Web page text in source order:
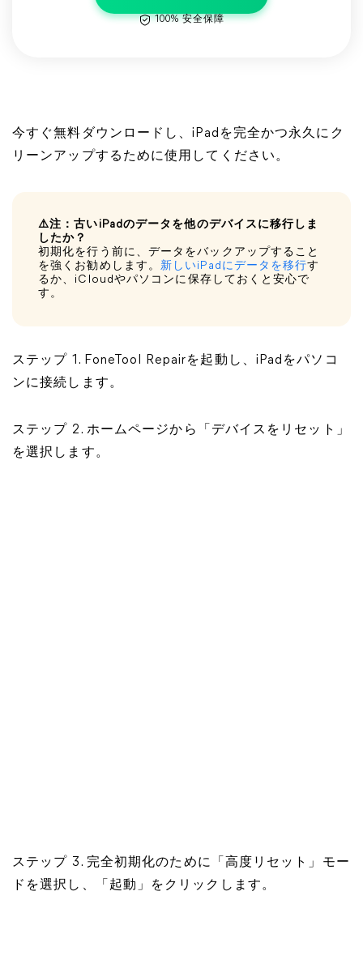
100% 安全保障
今すぐ無料ダウンロードし、iPadを完全かつ永久にク
リーンアップするために使用してください。
⚠️注：古いiPadのデータを他のデバイスに移行しま
したか？
初期化を行う前に、データをバックアップすること
を強くお勧めします。 新しいiPadにデータを移行す
るか、iCloudやパソコンに保存しておくと安心で
す。
ステップ 1. FoneTool Repairを起動し、iPadをパソコ
ンに接続します。
ステップ 2. ホームページから「デバイスをリセット」
を選択します。
ステップ 3. 完全初期化のために「高度リセット」モー
ドを選択し、「起動」をクリックします。